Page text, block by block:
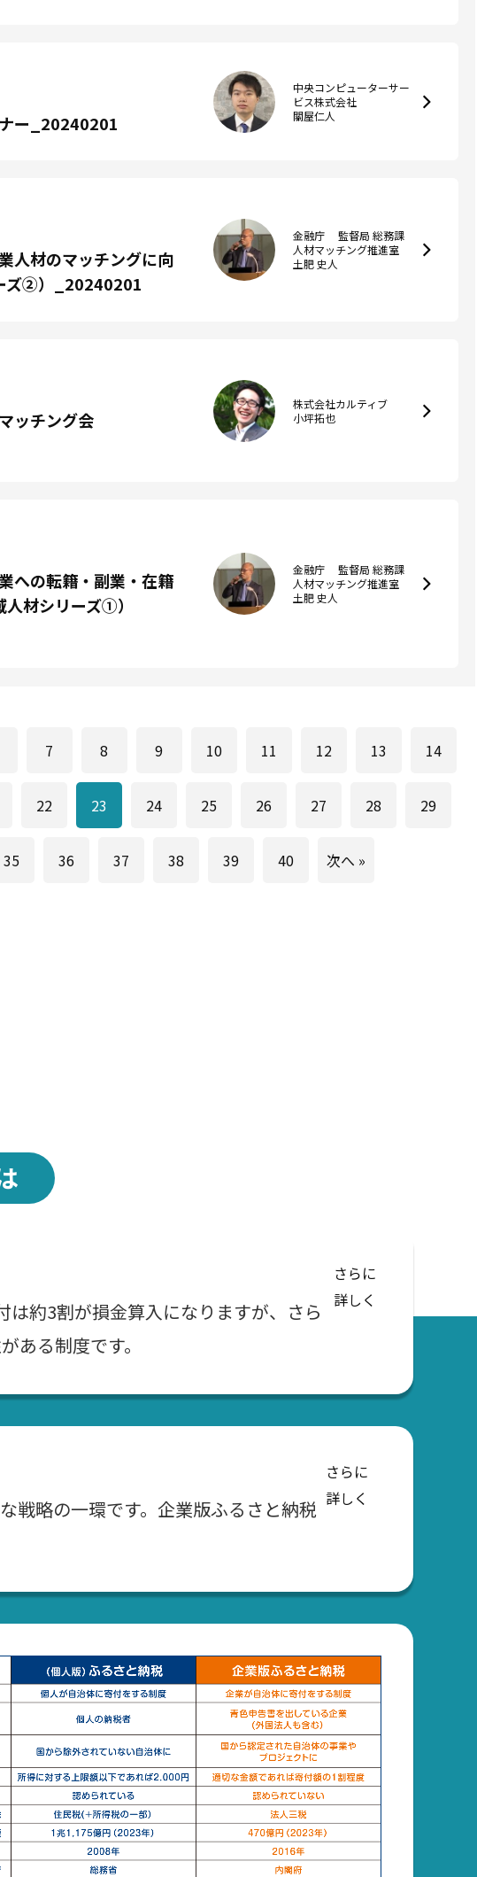
ー_20240201
中央コンピューターサー
ビス株式会社
關屋仁人
人材のマッチングに向
ズ②）_20240201
金融庁 監督局 総務課
人材マッチング推進室
土肥 史人
ッチング会
株式会社カルティブ
小坪拓也
への転籍・副業・在籍
材シリーズ①）
金融庁 監督局 総務課
人材マッチング推進室
土肥 史人
7 8 9 10 11 12 13 14
22 23 24 25 26 27 28 29
35 36 37 38 39 40 次へ »
約3割が損金算入になりますが、さら
ある制度です。
さらに
詳しく
戦略の一環です。企業版ふるさと納税
さらに
詳しく